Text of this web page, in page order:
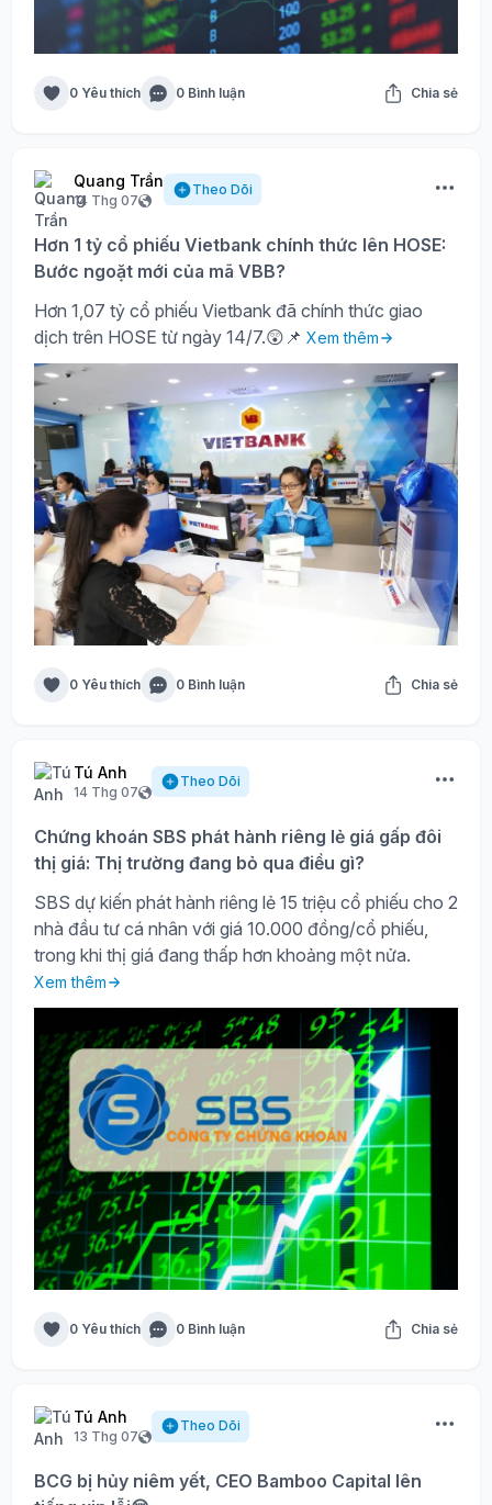
0 Yêu thích 0 Bình luận Chia sẻ
Quang Trần
14 Thg 07
Theo Dõi
Hơn 1 tỷ cổ phiếu Vietbank chính thức lên HOSE:
Bước ngoặt mới của mã VBB?
Hơn 1,07 tỷ cổ phiếu Vietbank đã chính thức giao
dịch trên HOSE từ ngày 14/7.😲📌 Xem thêm
0 Yêu thích 0 Bình luận Chia sẻ
Tú Anh
14 Thg 07
Theo Dõi
Chứng khoán SBS phát hành riêng lẻ giá gấp đôi
thị giá: Thị trường đang bỏ qua điều gì?
SBS dự kiến phát hành riêng lẻ 15 triệu cổ phiếu cho 2
nhà đầu tư cá nhân với giá 10.000 đồng/cổ phiếu,
trong khi thị giá đang thấp hơn khoảng một nửa.
Xem thêm
0 Yêu thích 0 Bình luận Chia sẻ
Tú Anh
13 Thg 07
Theo Dõi
BCG bị hủy niêm yết, CEO Bamboo Capital lên